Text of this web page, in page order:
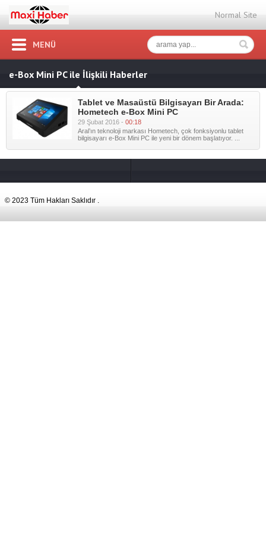
Normal Site
MENÜ
e-Box Mini PC ile İlişkili Haberler
Tablet ve Masaüstü Bilgisayarı Bir Arada:
Hometech e-Box Mini PC
29 Şubat 2016 - 00:18
Aral’ın teknoloji markası Hometech, çok fonksiyonlu tablet
bilgisayarı e-Box Mini PC ile yeni bir dönem başlatıyor. ...
© 2023 Tüm Hakları Saklıdır .